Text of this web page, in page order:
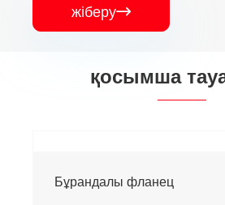
жіберу
қосымша
Бұрандалы фланец